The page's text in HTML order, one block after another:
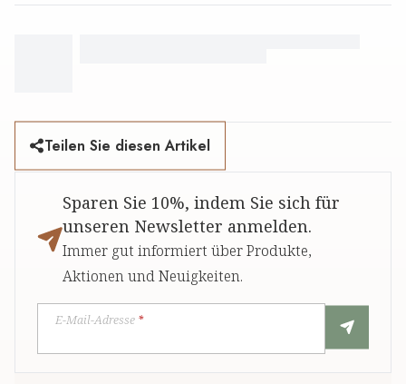
Teilen Sie diesen Artikel
Sparen Sie 10%, indem Sie sich für
unseren Newsletter anmelden.
Immer gut informiert über Produkte,
Aktionen und Neuigkeiten.
E-Mail-Adresse *